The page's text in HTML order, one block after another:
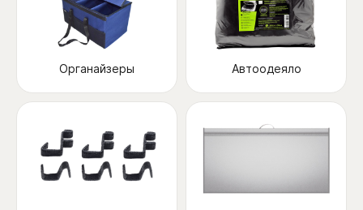
Органайзеры Автоодеяло